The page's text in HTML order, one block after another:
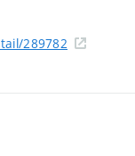
289782